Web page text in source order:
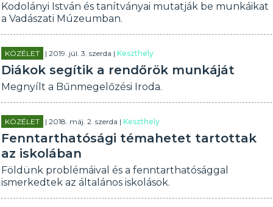
Kodolányi István és tanítványai mutatják be munkáikat
a Vadászati Múzeumban.
KÖZÉLET | 2019. júl. 3. szerda |Keszthely
Diákok segítik a rendőrök munkáját
Megnyílt a Bűnmegelőzési Iroda.
KÖZÉLET | 2018. máj. 2. szerda |Keszthely
Fenntarthatósági témahetet tartottak
az iskolában
Földünk problémáival és a fenntarthatósággal
ismerkedtek az általános iskolások.